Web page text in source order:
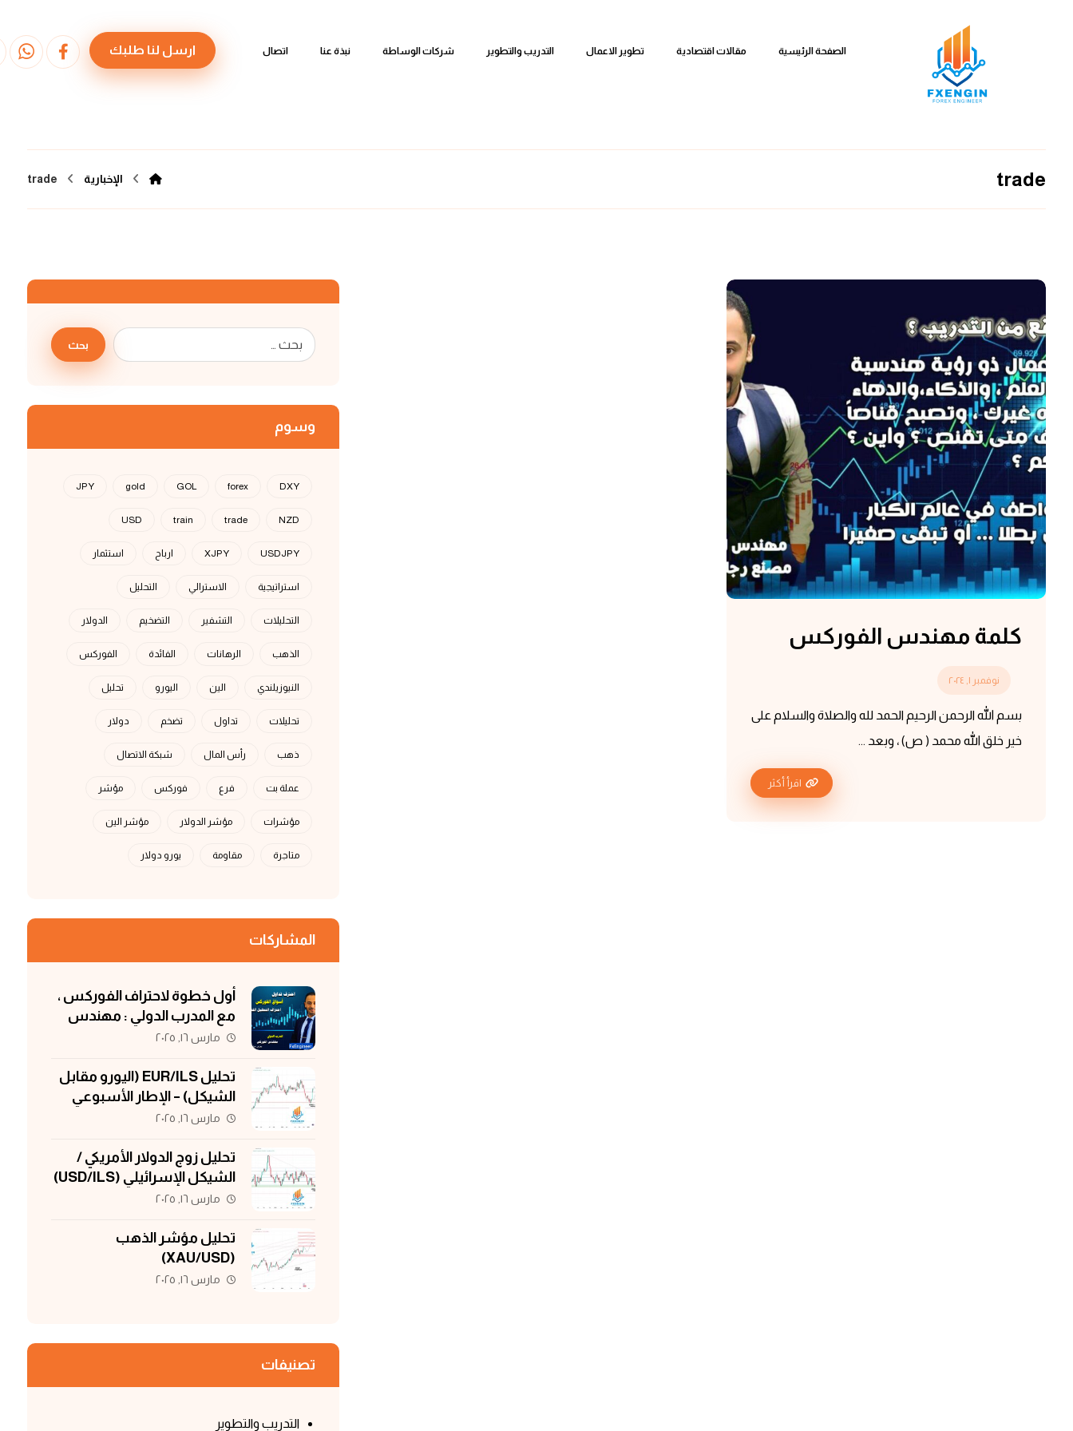
الصفحة الرئيسية مقالات اقتصادية تطوير الاعمال التدريب والتطوير شركات الوساطة نبذة عنا اتصال ارسل لنا طلبك
trade الإخبارية trade
كلمة مهندس الفوركس
نوفمبر ١, ٢٠٢٤
بسم الله الرحمن الرحيم الحمد لله والصلاة والسلام على
خير خلق الله محمد ( ص) ، وبعد ...
اقرأ أكثر
بحث
وسوم
DXY
forex
GOL
gold
JPY
NZD
trade
train
USD
USDJPY
XJPY ارباح استثمار
استراتيجية الاسترالي التحليل
التحليلات التشفير التضخيم الدولار
الذهب الرهانات الفائدة الفوركس
النيوزيلندي الين اليورو تحليل
تحليلات تداول تضخم دولار
ذهب رأس المال شبكة الاتصال
عملة بت فرع فوركس مؤشر
مؤشرات مؤشر الدولار مؤشر الين
متاجرة مقاومة يورو دولار
المشاركات
أول خطوة لاحتراف الفوركس ،
مع المدرب الدولي : مهندس
الفوركس
مارس ١٦, ٢٠٢٥
تحليل EUR/ILS (اليورو مقابل
الشيكل) – الإطار الأسبوعي
مارس ١٦, ٢٠٢٥
تحليل زوج الدولار الأمريكي /
الشيكل الإسرائيلي (USD/ILS)
مارس ١٦, ٢٠٢٥
تحليل مؤشر الذهب
(XAU/USD)
مارس ١٦, ٢٠٢٥
تصنيفات
التدريب والتطوير